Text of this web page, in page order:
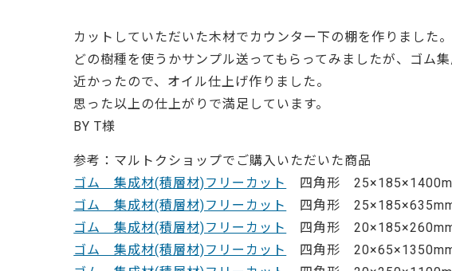
無垢一枚板
ピーラー（米松） サペリ
赤ラワン(レッド
ティ)
低圧メラミン（心材：パ
ーティクルボード)
カットしていただいた木材でカウンター下の棚を作りました
どの樹種を使うかサンプル送ってもらってみましたが、ゴム
近かったので、オイル仕上げ作りました。
思った以上の仕上がりで満足しています。
BY T様
参考：マルトクショップでご購入いただいた商品
ゴム 集成材(積層材)フリーカット
四角形
ゴム 集成材(積層材)フリーカット
四角形
ゴム 集成材(積層材)フリーカット
四角形
ゴム 集成材(積層材)フリーカット
四角形